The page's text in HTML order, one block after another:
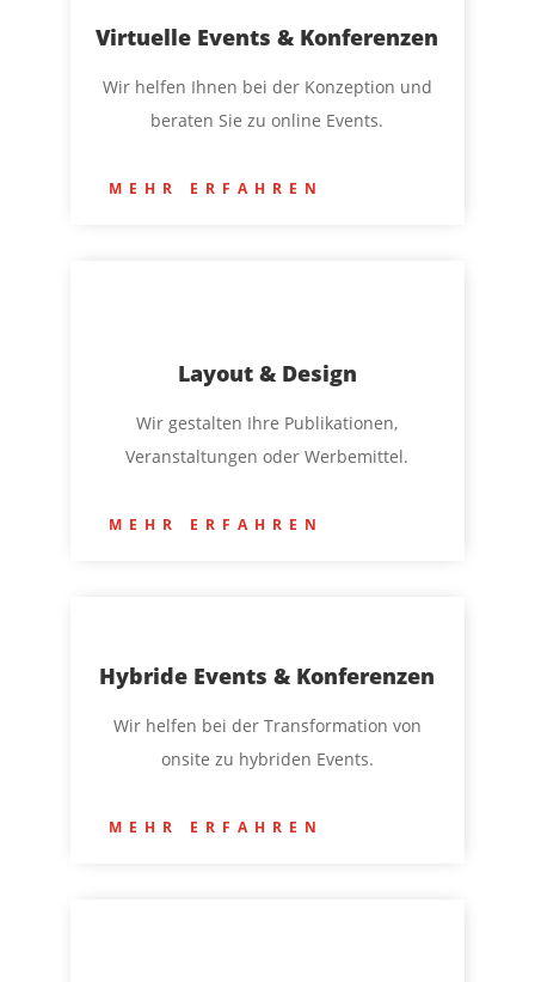
Virtuelle Events & Konferenzen
Wir helfen Ihnen bei der Konzeption und
beraten Sie zu online Events.
MEHR ERFAHREN
Layout & Design
Wir gestalten Ihre Publikationen,
Veranstaltungen oder Werbemittel.
MEHR ERFAHREN
Hybride Events & Konferenzen
Wir helfen bei der Transformation von
onsite zu hybriden Events.
MEHR ERFAHREN